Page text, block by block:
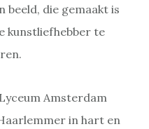
beeld, die gemaakt is
kunstliefhebber te
Amsterdam
in hart en